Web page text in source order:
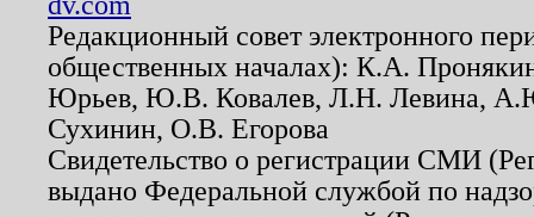
Редакционный совет электронного
общественных началах): К.А.
Юрьев, Ю.В. Ковалев, Л.Н. Левина,
Сухинин, О.В. Егорова
Свидетельство о регистрации СМИ
выдано Федеральной службой по